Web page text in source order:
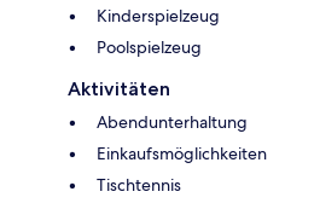
Kinderspielzeug
Poolspielzeug
Aktivitäten
Abendunterhaltung
Einkaufsmöglichkeiten
Tischtennis